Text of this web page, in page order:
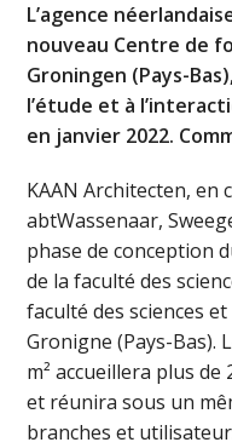
L’agence
nouveau Centre de
Groningen (Pays-
l’étude et à
en janvier 2022.
KAAN Architecten, en
abtWassenaar,
phase de conception
de la faculté des
faculté des sciences
Gronigne (Pays-Bas).
m² accueillera plus
et réunira sous un
branches et